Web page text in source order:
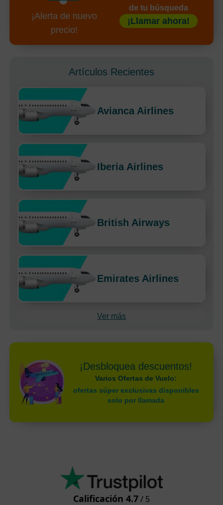
¡Alerta de nuevo
precio!
de tu búsqueda
¡Llamar ahora!
Artículos Recientes
Avianca Airlines
Iberia Airlines
British Airways
Emirates Airlines
Ver más
¡Desbloquea descuentos!
Varios Ofertas de Vuelo:
ofertas súper exclusivas disponibles
solo por llamada
Calificación 4.7/ 5